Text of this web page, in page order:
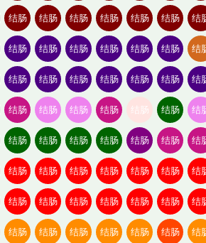
结肠 结肠 结肠 结肠 结肠 结肠 结
结肠 结肠 结肠 结肠 结肠 结肠 结
结肠 结肠 结肠 结肠 结肠 结肠 结
结肠 结肠 结肠 结肠 结肠 结肠 结
结肠 结肠 结肠 结肠 结肠 结肠 结
结肠 结肠 结肠 结肠 结肠 结肠 结
结肠 结肠 结肠 结肠 结肠 结肠 结
结肠 结肠 结肠 结肠 结肠 结肠 结